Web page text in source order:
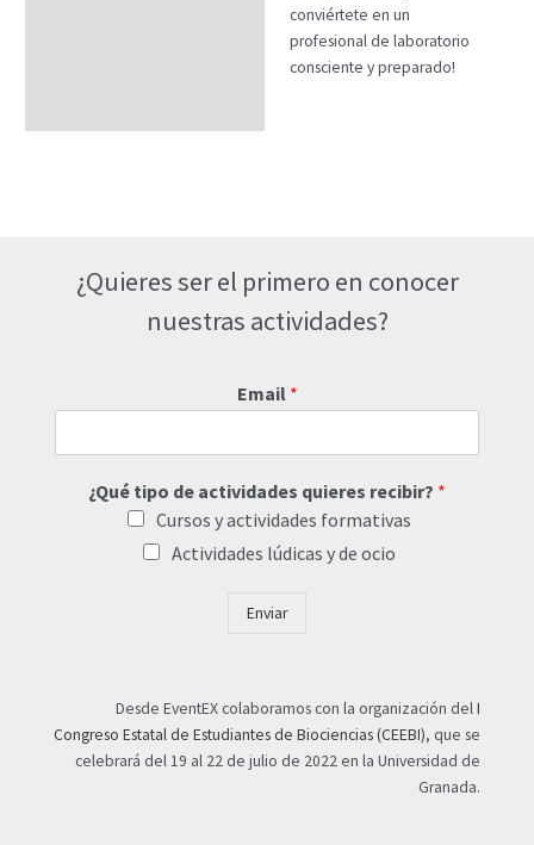
conviértete en un
profesional de laboratorio
consciente y preparado!
¿Quieres ser el primero en conocer
nuestras actividades?
Email *
¿Qué tipo de actividades quieres recibir? *
Cursos y actividades formativas
Actividades lúdicas y de ocio
Enviar
Desde EventEX colaboramos con la organización delI
Congreso Estatal de Estudiantes de Biociencias (CEEBI), que se
celebrará del 19 al 22 de julio de 2022 en la Universidad de
Granada.